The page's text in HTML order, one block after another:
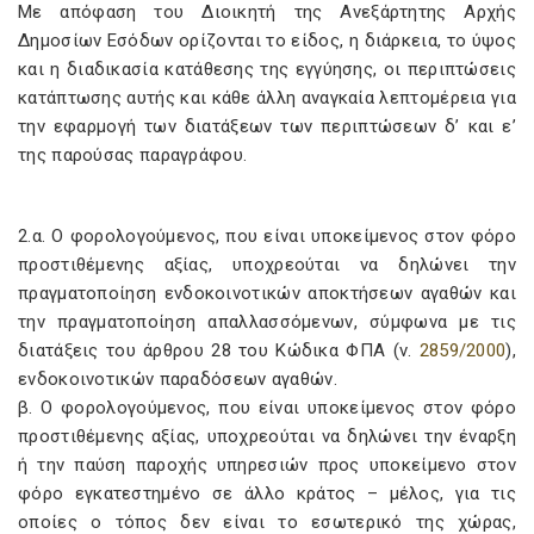
Με απόφαση του Διοικητή της Ανεξάρτητης Αρχής
Δημοσίων Εσόδων ορίζονται το είδος, η διάρκεια, το ύψος
και η διαδικασία κατάθεσης της εγγύησης, οι περιπτώσεις
κατάπτωσης αυτής και κάθε άλλη αναγκαία λεπτομέρεια για
την εφαρμογή των διατάξεων των περιπτώσεων δ’ και ε’
της παρούσας παραγράφου.
2.α. Ο φορολογούμενος, που είναι υποκείμενος στον φόρο
προστιθέμενης αξίας, υποχρεούται να δηλώνει την
πραγματοποίηση ενδοκοινοτικών αποκτήσεων αγαθών και
την πραγματοποίηση απαλλασσόμενων, σύμφωνα με τις
διατάξεις του άρθρου 28 του Κώδικα ΦΠΑ (ν. 2859/2000),
ενδοκοινοτικών παραδόσεων αγαθών.
β. Ο φορολογούμενος, που είναι υποκείμενος στον φόρο
προστιθέμενης αξίας, υποχρεούται να δηλώνει την έναρξη
ή την παύση παροχής υπηρεσιών προς υποκείμενο στον
φόρο εγκατεστημένο σε άλλο κράτος – μέλος, για τις
οποίες ο τόπος δεν είναι το εσωτερικό της χώρας,